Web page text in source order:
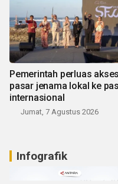
Pemerintah perluas akses
pasar jenama lokal ke
internasional
Jumat, 7 Agustus 2026
Infografik